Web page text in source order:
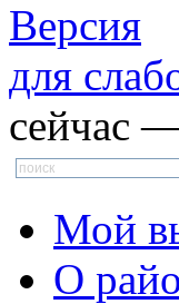
Версия
для
сейчас
Мой
О